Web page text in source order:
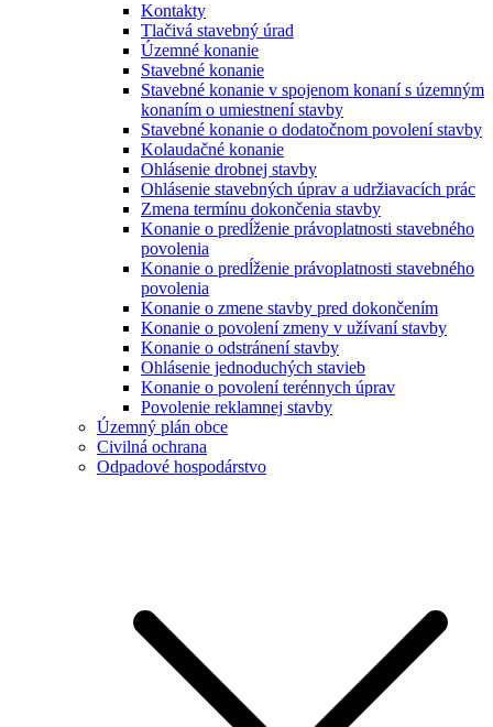
Kontakty
Tlačivá stavebný úrad
Územné konanie
Stavebné konanie
Stavebné konanie v spojenom konaní s územným
konaním o umiestnení stavby
Stavebné konanie o dodatočnom povolení stavby
Kolaudačné konanie
Ohlásenie drobnej stavby
Ohlásenie stavebných úprav a udržiavacích prác
Zmena termínu dokončenia stavby
Konanie o predĺženie právoplatnosti stavebného
povolenia
Konanie o predĺženie právoplatnosti stavebného
povolenia
Konanie o zmene stavby pred dokončením
Konanie o povolení zmeny v užívaní stavby
Konanie o odstránení stavby
Ohlásenie jednoduchých stavieb
Konanie o povolení terénnych úprav
Povolenie reklamnej stavby
Územný plán obce
Civilná ochrana
Odpadové hospodárstvo